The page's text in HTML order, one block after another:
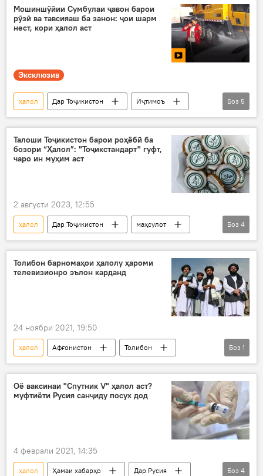
Воронеж
Мошиншӯйии Сумбулаи ҷавон барои
рӯзӣ ва тавсияаш ба занон: ҷои шарм
нест, кори ҳалол аст
Эксклюзив
ҳалол Дар Тоҷикистон
Иҷтимоъ
Видео
Хуҷанд
мошин
шустушӯ
ҷойи кор
Боз 5
Талоши Тоҷикистон барои роҳёбӣ ба
бозори “Ҳалол”: "Тоҷикстандарт" гуфт,
чаро ин муҳим аст
2 августи 2023, 12:55
ҳалол Дар Тоҷикистон
маҳсулот
бозор
тавлид
стандарт
маҳсулоти ғизоӣ
Боз 4
Толибон барномаҳои ҳалолу ҳароми
телевизионро эълон карданд
24 ноябри 2021, 19:50
ҳалол Афғонистон
Толибон
телевизион
Боз 1
Оё ваксинаи "Спутник V" ҳалол аст?
муфтиёти Русия санҷиду посух дод
4 феврали 2021, 14:35
ҳалол Ҳамаи хабарҳо
Дар Русия
Боз 4